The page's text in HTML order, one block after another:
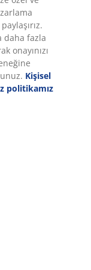
yemek
masif
ayaklar. Daha
uzatma
cm'ye kadar
satın alınabilir.
daha fazla
onayınızı
Kişisel
politikamız